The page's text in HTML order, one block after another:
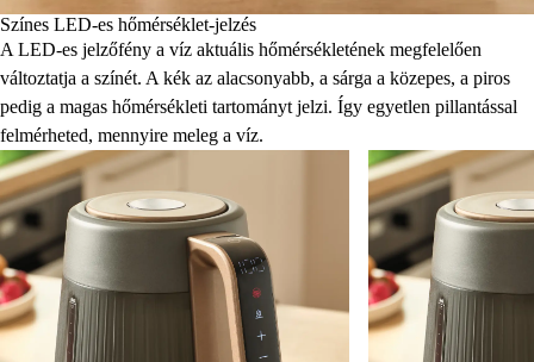
Színes LED-es hőmérséklet-jelzés
A LED-es jelzőfény a víz aktuális hőmérsékletének megfelelően
változtatja a színét. A kék az alacsonyabb, a sárga a közepes, a piros
pedig a magas hőmérsékleti tartományt jelzi. Így egyetlen pillantással
felmérheted, mennyire meleg a víz.